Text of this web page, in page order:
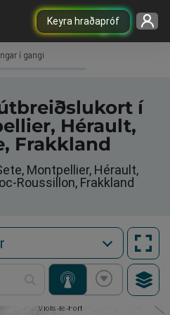
Keyra hraðapróf
í gangi
í
Hérault,
Frakkland
Montpellier, Hérault,
Roussillon, Frakkland